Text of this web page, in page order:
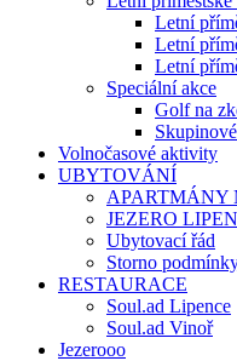
Letní
Letní
Letní
Speciální akce
Golf na
Volnočasové aktivity
UBYTOVÁNÍ
APARTMÁNY
JEZERO
Ubytovací řád
Storno
RESTAURACE
Soul.ad Lipence
Soul.ad Vinoř
Jezerooo